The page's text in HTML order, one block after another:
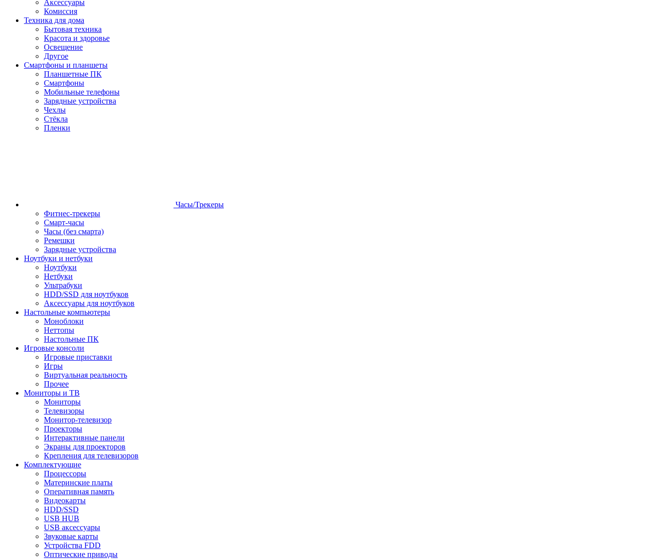
Аксессуары
Комиссия
Техника для дома
Бытовая техника
Красота и здоровье
Освещение
Другое
Смартфоны и планшеты
Планшетные ПК
Смартфоны
Мобильные телефоны
Зарядные устройства
Чехлы
Стёкла
Пленки
Часы/Трекеры
Фитнес-трекеры
Смарт-часы
Часы (без смарта)
Ремешки
Зарядные устройства
Ноутбуки и нетбуки
Ноутбуки
Нетбуки
Ультрабуки
HDD/SSD для ноутбуков
Аксессуары для ноутбуков
Настольные компьютеры
Моноблоки
Неттопы
Настольные ПК
Игровые консоли
Игровые приставки
Игры
Виртуальная реальность
Прочее
Мониторы и ТВ
Мониторы
Телевизоры
Монитор-телевизор
Проекторы
Интерактивные панели
Экраны для проекторов
Крепления для телевизоров
Комплектующие
Процессоры
Материнские платы
Оперативная память
Видеокарты
HDD/SSD
USB HUB
USB аксессуары
Звуковые карты
Устройства FDD
Оптические приводы